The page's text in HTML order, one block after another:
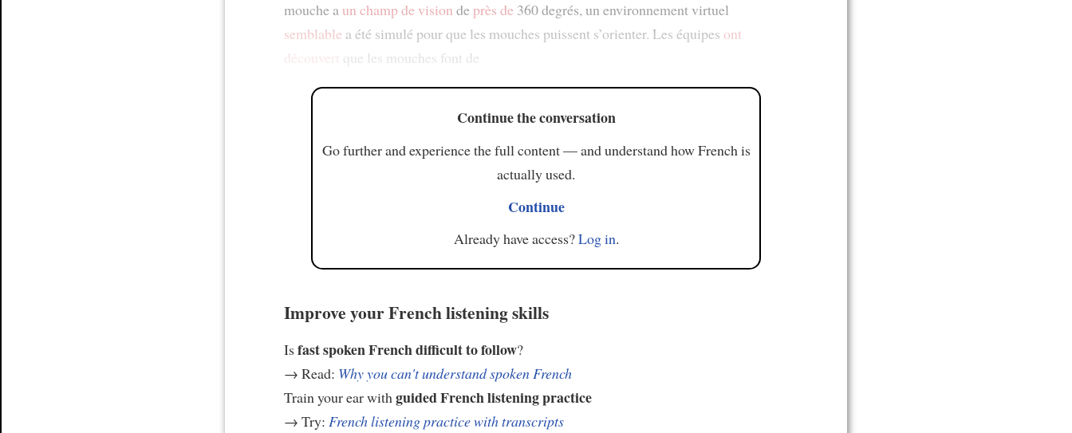
mouche aun champ de vision de près de 360 degrés, un environnement virtuel
semblable a été simulé pour que les mouches puissent s’orienter. Les équipes ont
découvert
que les mouches font de
Continue the conversation
Go further and experience the full content — and understand how French is
actually used.
Continue
Already have access?Log in.
Improve your French listening skills
Isfast spoken French difficult to follow?
→ Read: Why you can't understand spoken French
Train your ear with guided French listening practice
→ Try: French listening practice with transcripts